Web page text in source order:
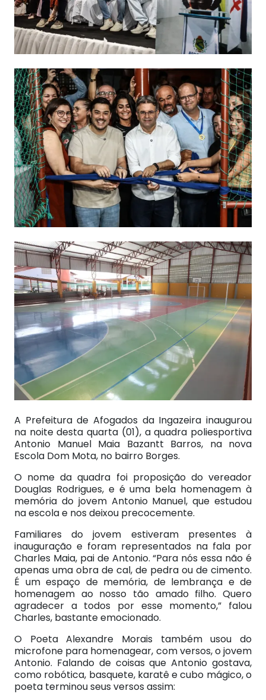
A Prefeitura de Afogados da Ingazeira inaugurou
na noite desta quarta (01), a quadra poliesportiva
Antonio Manuel Maia Bazantt Barros, na nova
Escola Dom Mota, no bairro Borges.
O nome da quadra foi proposição do vereador
Douglas Rodrigues, e é uma bela homenagem à
memória do jovem Antonio Manuel, que estudou
na escola e nos deixou precocemente.
Familiares do jovem estiveram presentes à
inauguração e foram representados na fala por
Charles Maia, pai de Antonio. “Para nós essa não é
apenas uma obra de cal, de pedra ou de cimento.
É um espaço de memória, de lembrança e de
homenagem ao nosso tão amado filho. Quero
agradecer a todos por esse momento,” falou
Charles, bastante emocionado.
O Poeta Alexandre Morais também usou do
microfone para homenagear, com versos, o jovem
Antonio. Falando de coisas que Antonio gostava,
como robótica, basquete, karatê e cubo mágico, o
poeta terminou seus versos assim: